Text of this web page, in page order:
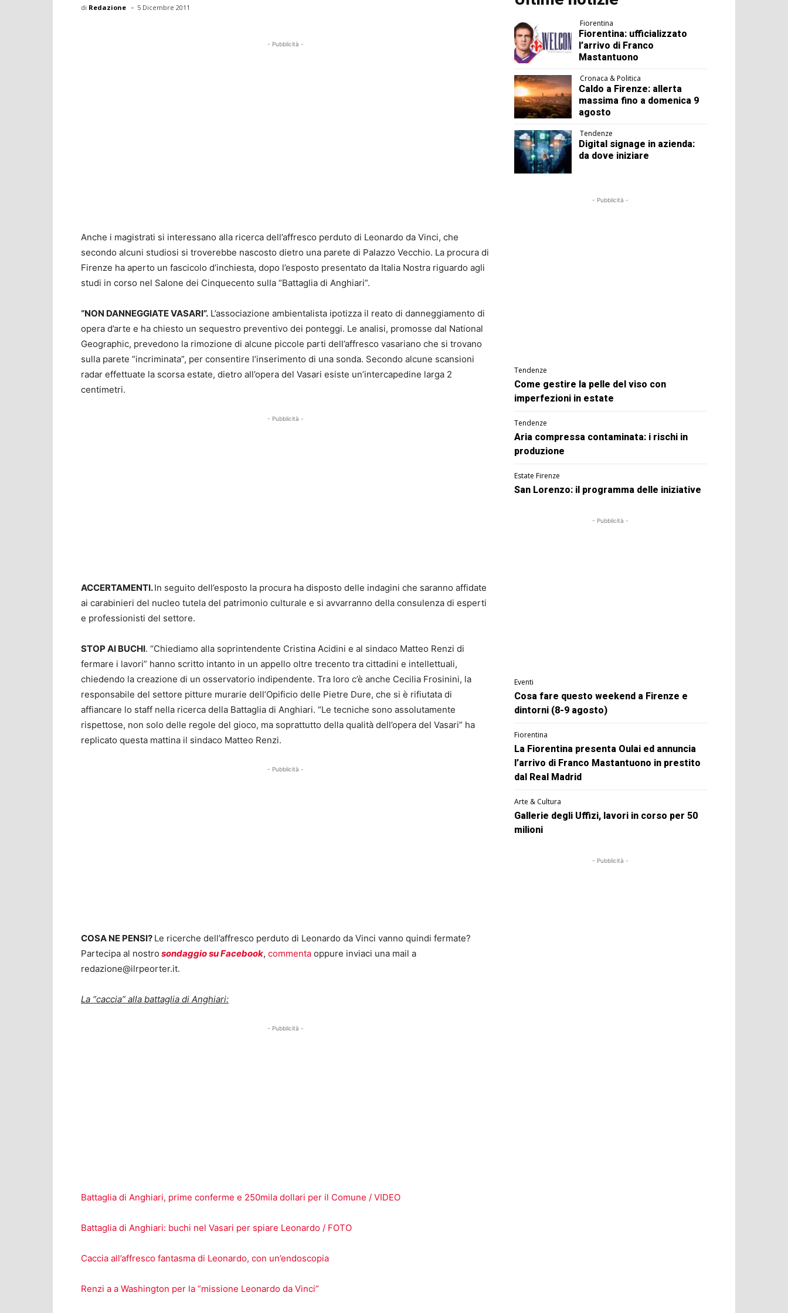
di Redazione - 5 Dicembre 2011
- Pubblicità -
Anche i magistrati si interessano alla ricerca dell’affresco perduto di Leonardo da Vinci, che
secondo alcuni studiosi si troverebbe nascosto dietro una parete di Palazzo Vecchio. La procura di
Firenze ha aperto un fascicolo d’inchiesta, dopo l’esposto presentato da Italia Nostra riguardo agli
studi in corso nel Salone dei Cinquecento sulla “Battaglia di Anghiari”.
“NON DANNEGGIATE VASARI”. L’associazione ambientalista ipotizza il reato di danneggiamento di
opera d’arte e ha chiesto un sequestro preventivo dei ponteggi. Le analisi, promosse dal National
Geographic, prevedono la rimozione di alcune piccole parti dell’affresco vasariano che si trovano
sulla parete ”incriminata”, per consentire l’inserimento di una sonda. Secondo alcune scansioni
radar effettuate la scorsa estate, dietro all’opera del Vasari esiste un’intercapedine larga 2
centimetri.
- Pubblicità -
ACCERTAMENTI.In seguito dell’esposto la procura ha disposto delle indagini che saranno affidate
ai carabinieri del nucleo tutela del patrimonio culturale e si avvarranno della consulenza di esperti
e professionisti del settore.
STOP AI BUCHI. “Chiediamo alla soprintendente Cristina Acidini e al sindaco Matteo Renzi di
fermare i lavori” hanno scritto intanto in un appello oltre trecento tra cittadini e intellettuali,
chiedendo la creazione di un osservatorio indipendente. Tra loro c’è anche Cecilia Frosinini, la
responsabile del settore pitture murarie dell’Opificio delle Pietre Dure, che si è rifiutata di
affiancare lo staff nella ricerca della Battaglia di Anghiari. “Le tecniche sono assolutamente
rispettose, non solo delle regole del gioco, ma soprattutto della qualità dell’opera del Vasari” ha
replicato questa mattina il sindaco Matteo Renzi.
- Pubblicità -
COSA NE PENSI? Le ricerche dell’affresco perduto di Leonardo da Vinci vanno quindi fermate?
Partecipa al nostro sondaggio su Facebook, commenta oppure inviaci una mail a
redazione@ilrpeorter.it.
La “caccia” alla battaglia di Anghiari:
- Pubblicità -
Battaglia di Anghiari, prime conferme e 250mila dollari per il Comune / VIDEO
Battaglia di Anghiari: buchi nel Vasari per spiare Leonardo / FOTO
Caccia all’affresco fantasma di Leonardo, con un’endoscopia
Renzi a a Washington per la ”missione Leonardo da Vinci”
Fiorentina
Fiorentina: ufficializzato
l’arrivo di Franco
Mastantuono
Cronaca & Politica
Caldo a Firenze: allerta
massima fino a domenica 9
agosto
Tendenze
Digital signage in azienda:
da dove iniziare
- Pubblicità -
Tendenze
Come gestire la pelle del viso con
imperfezioni in estate
Tendenze
Aria compressa contaminata: i rischi in
produzione
Estate Firenze
San Lorenzo: il programma delle iniziative
- Pubblicità -
Eventi
Cosa fare questo weekend a Firenze e
dintorni (8-9 agosto)
Fiorentina
La Fiorentina presenta Oulai ed annuncia
l’arrivo di Franco Mastantuono in prestito
dal Real Madrid
Arte & Cultura
Gallerie degli Uffizi, lavori in corso per 50
milioni
- Pubblicità -